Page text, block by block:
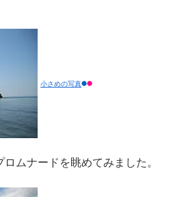
小さめの写真
ムナードを眺めてみました。